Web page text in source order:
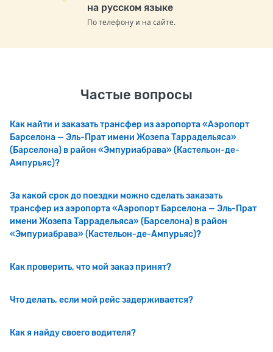
на русском языке
По телефону и на сайте.
Частые вопросы
Как найти и заказать трансфер из аэропорта «Аэропорт
Барселона — Эль-Прат имени Жозепа Таррадельяса»
(Барселона) в район «Эмпуриабрава» (Кастельон-де-
Ампурьяс)?
За какой срок до поездки можно сделать заказать
трансфер из аэропорта «Аэропорт Барселона — Эль-Прат
имени Жозепа Таррадельяса» (Барселона) в район
«Эмпуриабрава» (Кастельон-де-Ампурьяс)?
Как проверить, что мой заказ принят?
Что делать, если мой рейс задерживается?
Как я найду своего водителя?